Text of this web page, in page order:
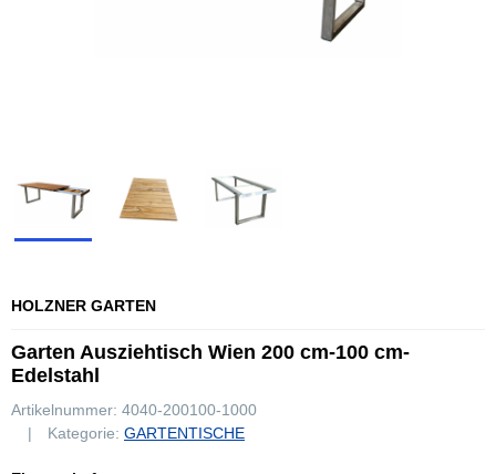
HOLZNER GARTEN
Garten Ausziehtisch Wien 200 cm-100 cm-
Edelstahl
Artikelnummer: 4040-200100-1000
Kategorie: GARTENTISCHE